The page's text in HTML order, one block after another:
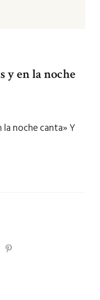
y en la noche
la noche canta» Y